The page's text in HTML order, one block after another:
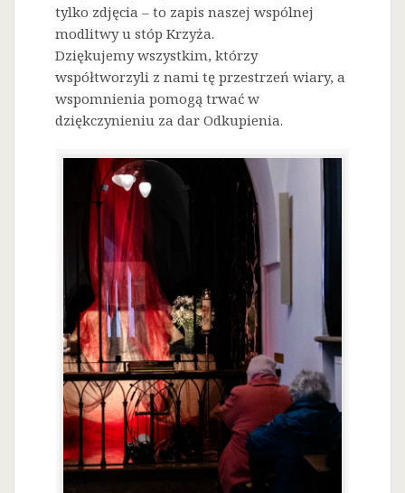
tylko zdjęcia – to zapis naszej wspólnej
modlitwy u stóp Krzyża.
Dziękujemy wszystkim, którzy
współtworzyli z nami tę przestrzeń wiary, a
wspomnienia pomogą trwać w
dziękczynieniu za dar Odkupienia.